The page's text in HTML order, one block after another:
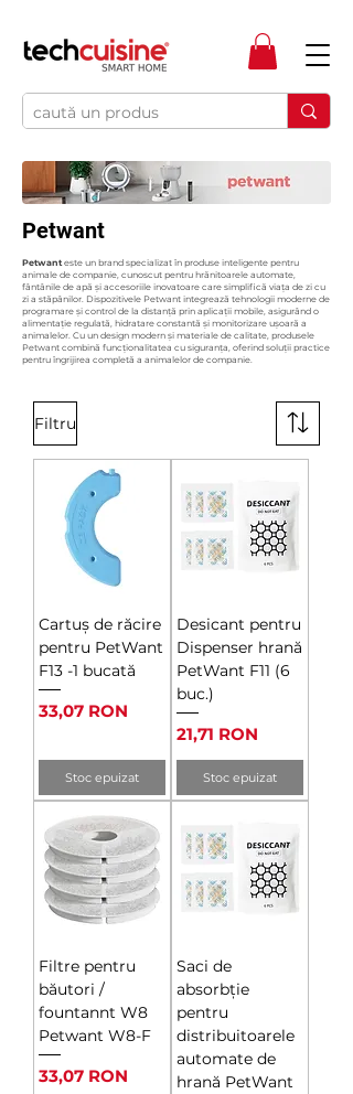
Petwant
Petwanteste un brand specializat în produse inteligente pentru
animale de companie, cunoscut pentru hrănitoarele automate,
fântânile de apă și accesoriile inovatoare care simplifică viața de zi cu
zi a stăpânilor. Dispozitivele Petwant integrează tehnologii moderne de
programare și control de la distanță prin aplicații mobile, asigurând o
alimentație regulată, hidratare constantă și monitorizare ușoară a
animalelor. Cu un design modern și materiale de calitate, produsele
Petwant combină funcționalitatea cu siguranța, oferind soluții practice
pentru îngrijirea completă a animalelor de companie.
Filtru
Cartuș de răcire
pentru PetWant
F13 -1 bucată
Preț
33,07 RON
Stoc epuizat
Desicant pentru
Dispenser hrană
PetWant F11 (6
buc.)
Preț
21,71 RON
Stoc epuizat
Filtre pentru
băutori /
fountannt W8
Petwant W8-F
Preț
33,07 RON
Saci de
absorbție
pentru
distribuitoarele
automate de
hrană PetWant